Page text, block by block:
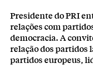
Presidente do PRI
relações com
democracia. A
relação dos partidos
partidos europeus,